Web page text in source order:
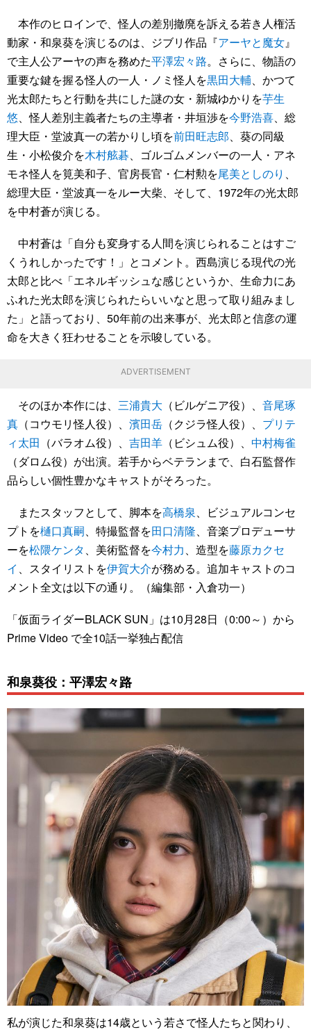
本作のヒロインで、怪人の差別撤廃を訴える若き人権活
動家・和泉葵を演じるのは、ジブリ作品『アーヤと魔女』
で主人公アーヤの声を務めた平澤宏々路。さらに、物語の
重要な鍵を握る怪人の一人・ノミ怪人を黒田大輔、かつて
光太郎たちと行動を共にした謎の女・新城ゆかりを芋生
悠、怪人差別主義者たちの主導者・井垣渉を今野浩喜、総
理大臣・堂波真一の若かりし頃を前田旺志郎、葵の同級
生・小松俊介を木村舷碁、ゴルゴムメンバーの一人・アネ
モネ怪人を筧美和子、官房長官・仁村勲を尾美としのり 、
総理大臣・堂波真一をルー大柴、そして、1972年の光太郎
を中村蒼が演じる。
中村蒼は「自分も変身する人間を演じられることはすご
くうれしかったです！」とコメント。西島演じる現代の光
太郎と比べ「エネルギッシュな感じというか、生命力にあ
ふれた光太郎を演じられたらいいなと思って取り組みまし
た」と語っており、50年前の出来事が、光太郎と信彦の運
命を大きく狂わせることを示唆している。
ADVERTISEMENT
そのほか本作には、 三浦貴大 （ビルゲニア役）、 音尾琢
真 （コウモリ怪人役）、 濱田岳 （クジラ怪人役）、 プリテ
ィ太田 （バラオム役）、 吉田羊 （ビシュム役）、 中村梅雀
（ダロム役）が出演。若手からベテランまで、白石監督作
品らしい個性豊かなキャストがそろった。
またスタッフとして、脚本を高橋泉、ビジュアルコンセ
プトを樋口真嗣、特撮監督を田口清隆、音楽プロデューサ
ーを松隈ケンタ、美術監督を今村力、造型を藤原カクセ
イ 、スタイリストを伊賀大介が務める。追加キャストのコ
メント全文は以下の通り。（編集部・入倉功一）
「仮面ライダーBLACK SUN」は10月28日（0:00～）から
Prime Video で全10話一挙独占配信
和泉葵役：平澤宏々路
私が演じた和泉葵は14歳という若さで怪人たちと関わり、